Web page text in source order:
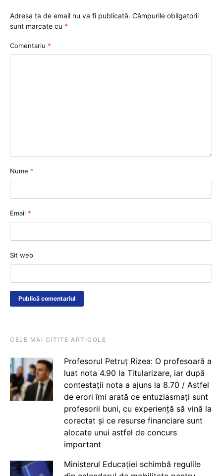
Adresa ta de email nu va fi publicată. Câmpurile obligatorii
sunt marcate cu *
Comentariu *
Nume *
Email *
Sit web
CELE MAI CITITE ARTICOLE
Profesorul Petruț Rizea: O profesoară a
luat nota 4.90 la Titularizare, iar după
contestații nota a ajuns la 8.70 / Astfel
de erori îmi arată ce entuziasmați sunt
profesorii buni, cu experiență să vină la
corectat și ce resurse financiare sunt
alocate unui astfel de concurs
important
Ministerul Educației schimbă regulile